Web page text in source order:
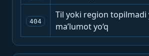
404
Til yoki region topilmadi
ma’lumot yo‘q